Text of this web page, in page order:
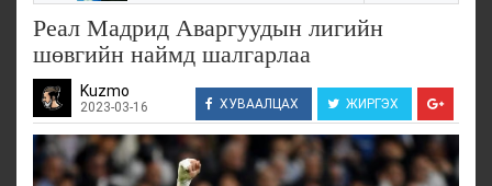
Реал Мадрид Аваргуудын лигийн
шөвгийн наймд шалгарлаа
Kuzmo
2023-03-16 ХУВААЛЦАХ ЖИРГЭХ